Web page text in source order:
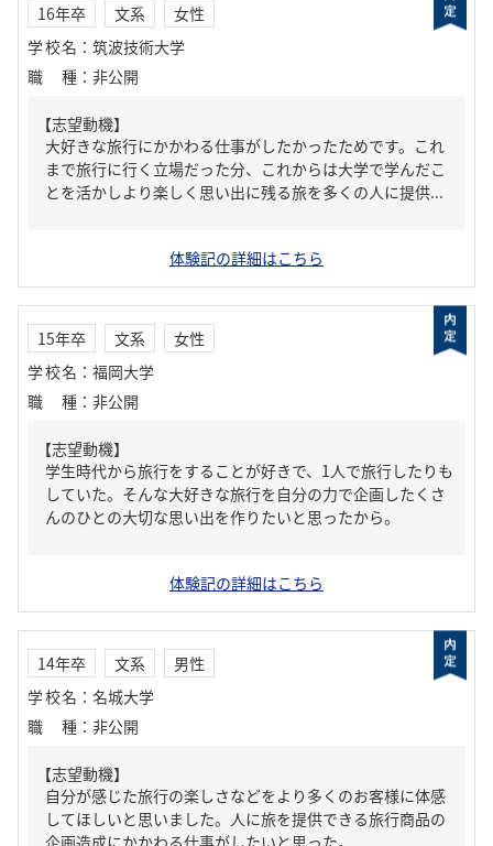
16年卒 文系
女性
学校名 ： 筑波技術大学
職種 ： 非公開
【志望動機】
大好きな旅行にかかわる仕事がしたかったためです。これ
まで旅行に行く立場だった分、これからは大学で学んだこ
とを活かしより楽しく思い出に残る旅を多くの人に提供...
体験記の詳細はこちら
15年卒 文系
女性
学校名 ： 福岡大学
職種 ： 非公開
【志望動機】
学生時代から旅行をすることが好きで、1人で旅行したりも
していた。そんな大好きな旅行を自分の力で企画したくさ
んのひとの大切な思い出を作りたいと思ったから。
体験記の詳細はこちら
14年卒 文系
男性
学校名 ： 名城大学
職種 ： 非公開
【志望動機】
自分が感じた旅行の楽しさなどをより多くのお客様に体感
してほしいと思いました。人に旅を提供できる旅行商品の
企画造成にかかわる仕事がしたいと思った。